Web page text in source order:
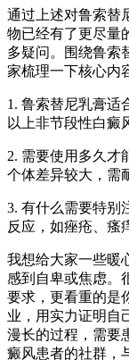
通过上述对鲁索替
物已经有了更尽量
多疑问。围绕鲁索
家梳理一下核心内
1. 鲁索替尼乳膏适
以上非节段性白癜
2. 需要使用多久才
个体差异较大，需
3. 有什么需要特别
反应，如痤疮、瘙
我想给大家一些暖
感到自卑或焦虑。
要求，更看重的是
业，用实力证明自
漫长的过程，需要
癜风患者的社群，